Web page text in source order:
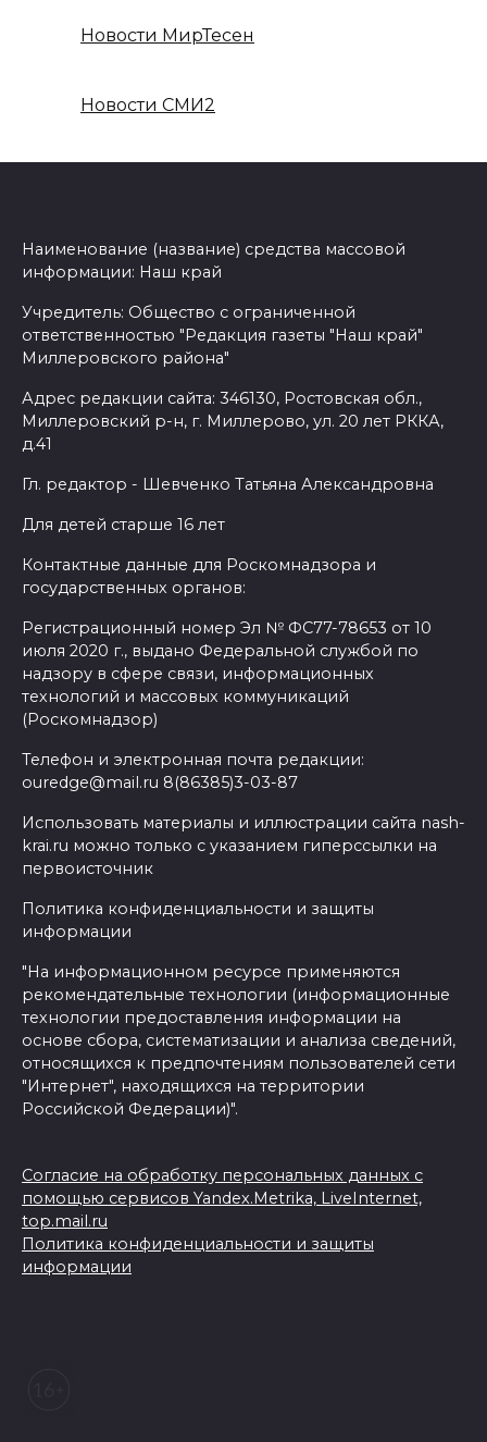
Новости МирТесен
Новости СМИ2
Наименование (название) средства массовой
информации: Наш край
Учредитель: Общество с ограниченной
ответственностью "Редакция газеты "Наш край"
Миллеровского района"
Адрес редакции сайта: 346130, Ростовская обл.,
Миллеровский р-н, г. Миллерово, ул. 20 лет РККА,
д.41
Гл. редактор - Шевченко Татьяна Александровна
Для детей старше 16 лет
Контактные данные для Роскомнадзора и
государственных органов:
Регистрационный номер Эл № ФС77-78653 от 10
июля 2020 г., выдано Федеральной службой по
надзору в сфере связи, информационных
технологий и массовых коммуникаций
(Роскомнадзор)
Телефон и электронная почта редакции:
ouredge@mail.ru 8(86385)3-03-87
Использовать материалы и иллюстрации сайта nash-
krai.ru можно только с указанием гиперссылки на
первоисточник
Политика конфиденциальности и защиты
информации
"На информационном ресурсе применяются
рекомендательные технологии (информационные
технологии предоставления информации на
основе сбора, систематизации и анализа сведений,
относящихся к предпочтениям пользователей сети
"Интернет", находящихся на территории
Российской Федерации)".
Согласие на обработку персональных данных с
помощью сервисов Yandex.Metrika, LiveInternet,
top.mail.ru
Политика конфиденциальности и защиты
информации